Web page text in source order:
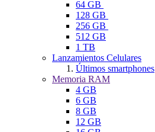
64 GB
128 GB
256 GB
512 GB
1 TB
Lanzamientos Celulares
Últimos smartphones
Memoria RAM
4 GB
6 GB
8 GB
12 GB